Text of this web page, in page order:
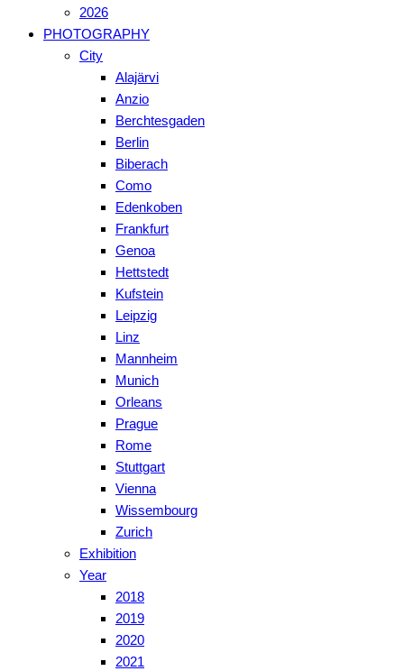
2026
PHOTOGRAPHY
City
Alajärvi
Anzio
Berchtesgaden
Berlin
Biberach
Como
Edenkoben
Frankfurt
Genoa
Hettstedt
Kufstein
Leipzig
Linz
Mannheim
Munich
Orleans
Prague
Rome
Stuttgart
Vienna
Wissembourg
Zurich
Exhibition
Year
2018
2019
2020
2021